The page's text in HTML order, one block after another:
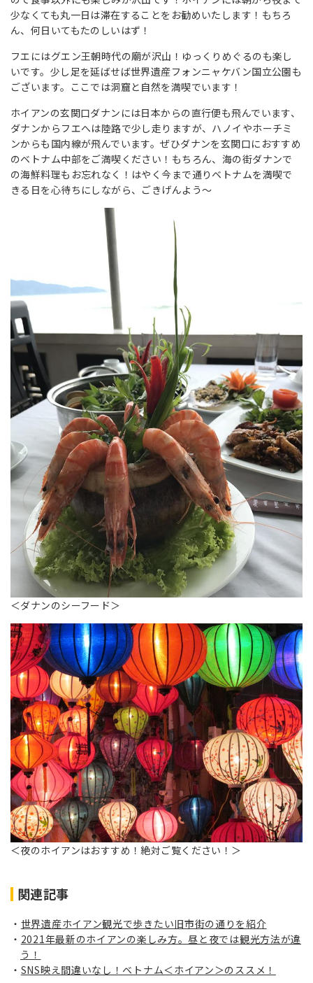
少なくても丸一日は滞在することをお勧めいたします！もちろ
ん、何日いてもたのしいはず！
フエにはグエン王朝時代の廟が沢山！ゆっくりめぐるのも楽し
いです。少し足を延ばせば世界遺産フォンニャケバン国立公園も
ございます。ここでは洞窟と自然を満喫でいます！
ホイアンの玄関口ダナンには日本からの直行便も飛んでいます、
ダナンからフエへは陸路で少し走りますが、ハノイやホーチミ
ンからも国内線が飛んでいます。ぜひダナンを玄関口におすすめ
のベトナム中部をご満喫ください！もちろん、海の街ダナンで
の海鮮料理もお忘れなく！はやく今まで通りベトナムを満喫で
きる日を心待ちにしながら、ごきげんよう～
＜ダナンのシーフード＞
＜夜のホイアンはおすすめ！絶対ご覧ください！＞
関連記事
世界遺産ホイアン観光で歩きたい旧市街の通りを紹介
2021年最新のホイアンの楽しみ方。昼と夜では観光方法が違
う！
SNS映え間違いなし！ベトナム＜ホイアン＞のススメ！